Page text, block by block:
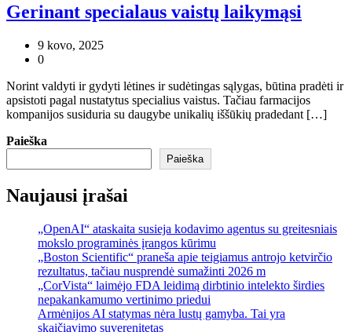
Gerinant specialaus vaistų laikymąsi
9 kovo, 2025
0
Norint valdyti ir gydyti lėtines ir sudėtingas sąlygas, būtina pradėti ir
apsistoti pagal nustatytus specialius vaistus. Tačiau farmacijos
kompanijos susiduria su daugybe unikalių iššūkių pradedant […]
Paieška
Paieška
Naujausi įrašai
„OpenAI“ ataskaita susieja kodavimo agentus su greitesniais
mokslo programinės įrangos kūrimu
„Boston Scientific“ praneša apie teigiamus antrojo ketvirčio
rezultatus, tačiau nusprendė sumažinti 2026 m
„CorVista“ laimėjo FDA leidimą dirbtinio intelekto širdies
nepakankamumo vertinimo priedui
Armėnijos AI statymas nėra lustų gamyba. Tai yra
skaičiavimo suverenitetas